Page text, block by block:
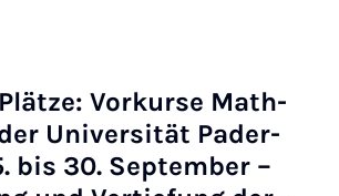
Vorkur­se Math­
Uni­versität Pader­
bis 30. Septem­ber –